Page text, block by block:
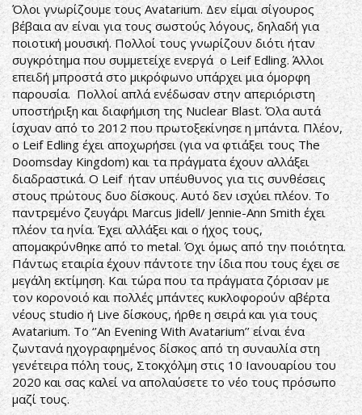
Όλοι γνωρίζουμε τους Avatarium. Δεν είμαι σίγουρος
βέβαια αν είναι για τους σωστούς λόγους, δηλαδή για
ποιοτική μουσική. Πολλοί τους γνωρίζουν διότι ήταν
συγκρότημα που συμμετείχε ενεργά ο Leif Edling. Άλλοι
επειδή μπροστά στο μικρόφωνο υπάρχει μια όμορφη
παρουσία. Πολλοί απλά ενέδωσαν στην απεριόριστη
υποστήριξη και διαφήμιση της Nuclear Blast. Όλα αυτά
ίσχυαν από το 2012 που πρωτοξεκίνησε η μπάντα. Πλέον,
ο Leif Edling έχει αποχωρήσει (για να φτιάξει τους The
Doomsday Kingdom) και τα πράγματα έχουν αλλάξει
διαδραστικά. Ο Leif ήταν υπέυθυνος για τις συνθέσεις
στους πρώτους δυο δίσκους. Αυτό δεν ισχύει πλέον. Το
παντρεμένο ζευγάρι Marcus Jidell/ Jennie-Ann Smith έχει
πλέον τα ηνία. Έχει αλλάξει και ο ήχος τους,
απομακρύνθηκε από το metal. Όχι όμως από την ποιότητα.
Πάντως εταιρία έχουν πάντοτε την ίδια που τους έχει σε
μεγάλη εκτίμηση. Και τώρα που τα πράγματα ζόρισαν με
τον κορονοιό και πολλές μπάντες κυκλοφορούν αβέρτα
νέους studio ή Live δίσκους, ήρθε η σειρά και για τους
Avatarium. Το ‘’An Evening With Avatarium’’ είναι ένα
ζωντανά ηχογραφημένος δίσκος από τη συναυλία στη
γενέτειρα πόλη τους, Στοκχόλμη στις 10 Ιανουαρίου του
2020 και σας καλεί να απολαύσετε το νέο τους πρόσωπο
μαζί τους.